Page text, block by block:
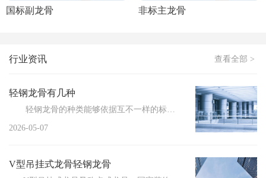
国标副龙骨 非标主龙骨
行业资讯 查看全部 >
轻钢龙骨有几种
2026-05-07
V型吊挂式龙骨轻钢龙骨